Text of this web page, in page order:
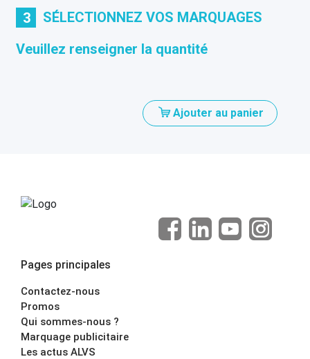
3
SÉLECTIONNEZ VOS MARQUAGES
Veuillez renseigner la quantité
Ajouter au panier
Pages principales
Contactez-nous
Promos
Qui sommes-nous ?
Marquage publicitaire
Les actus ALVS